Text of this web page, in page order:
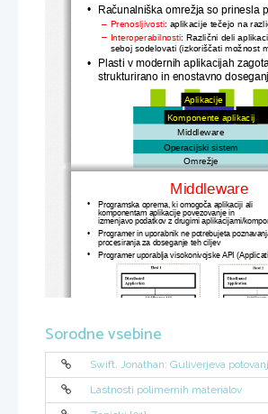
• Računalniška omrežja so prinesla
Prenosljivosti: aplikacije tečejo na
– Interoperabilnosti: Različni deli
seboj sodelovati (izkoriščati možnost
• Plasti v modernih aplikacijah
strukturirano in enostavno
Omrežje
Operacijski sistem
Middleware
Komponente aplikacij
Aplikacije
Middleware
• Programska oprema, ki omogoča aplikaciji ali
komponentam aplikacije povezovanje in
izmenjavo podatkov z drugimi aplikacijami/
•
Programer in uporabnik ne potrebujeta
procesiranja za doseganje teh ciljev
•
Programer uporablja visokonivojske API
““Lepilo
Lepilo”” , ki povezuje aplikacije odjemalec/
Middleware
Sorodne vsebine
Swift, Jonathan: Guliverjeva
Lastnosti polimernih materialov